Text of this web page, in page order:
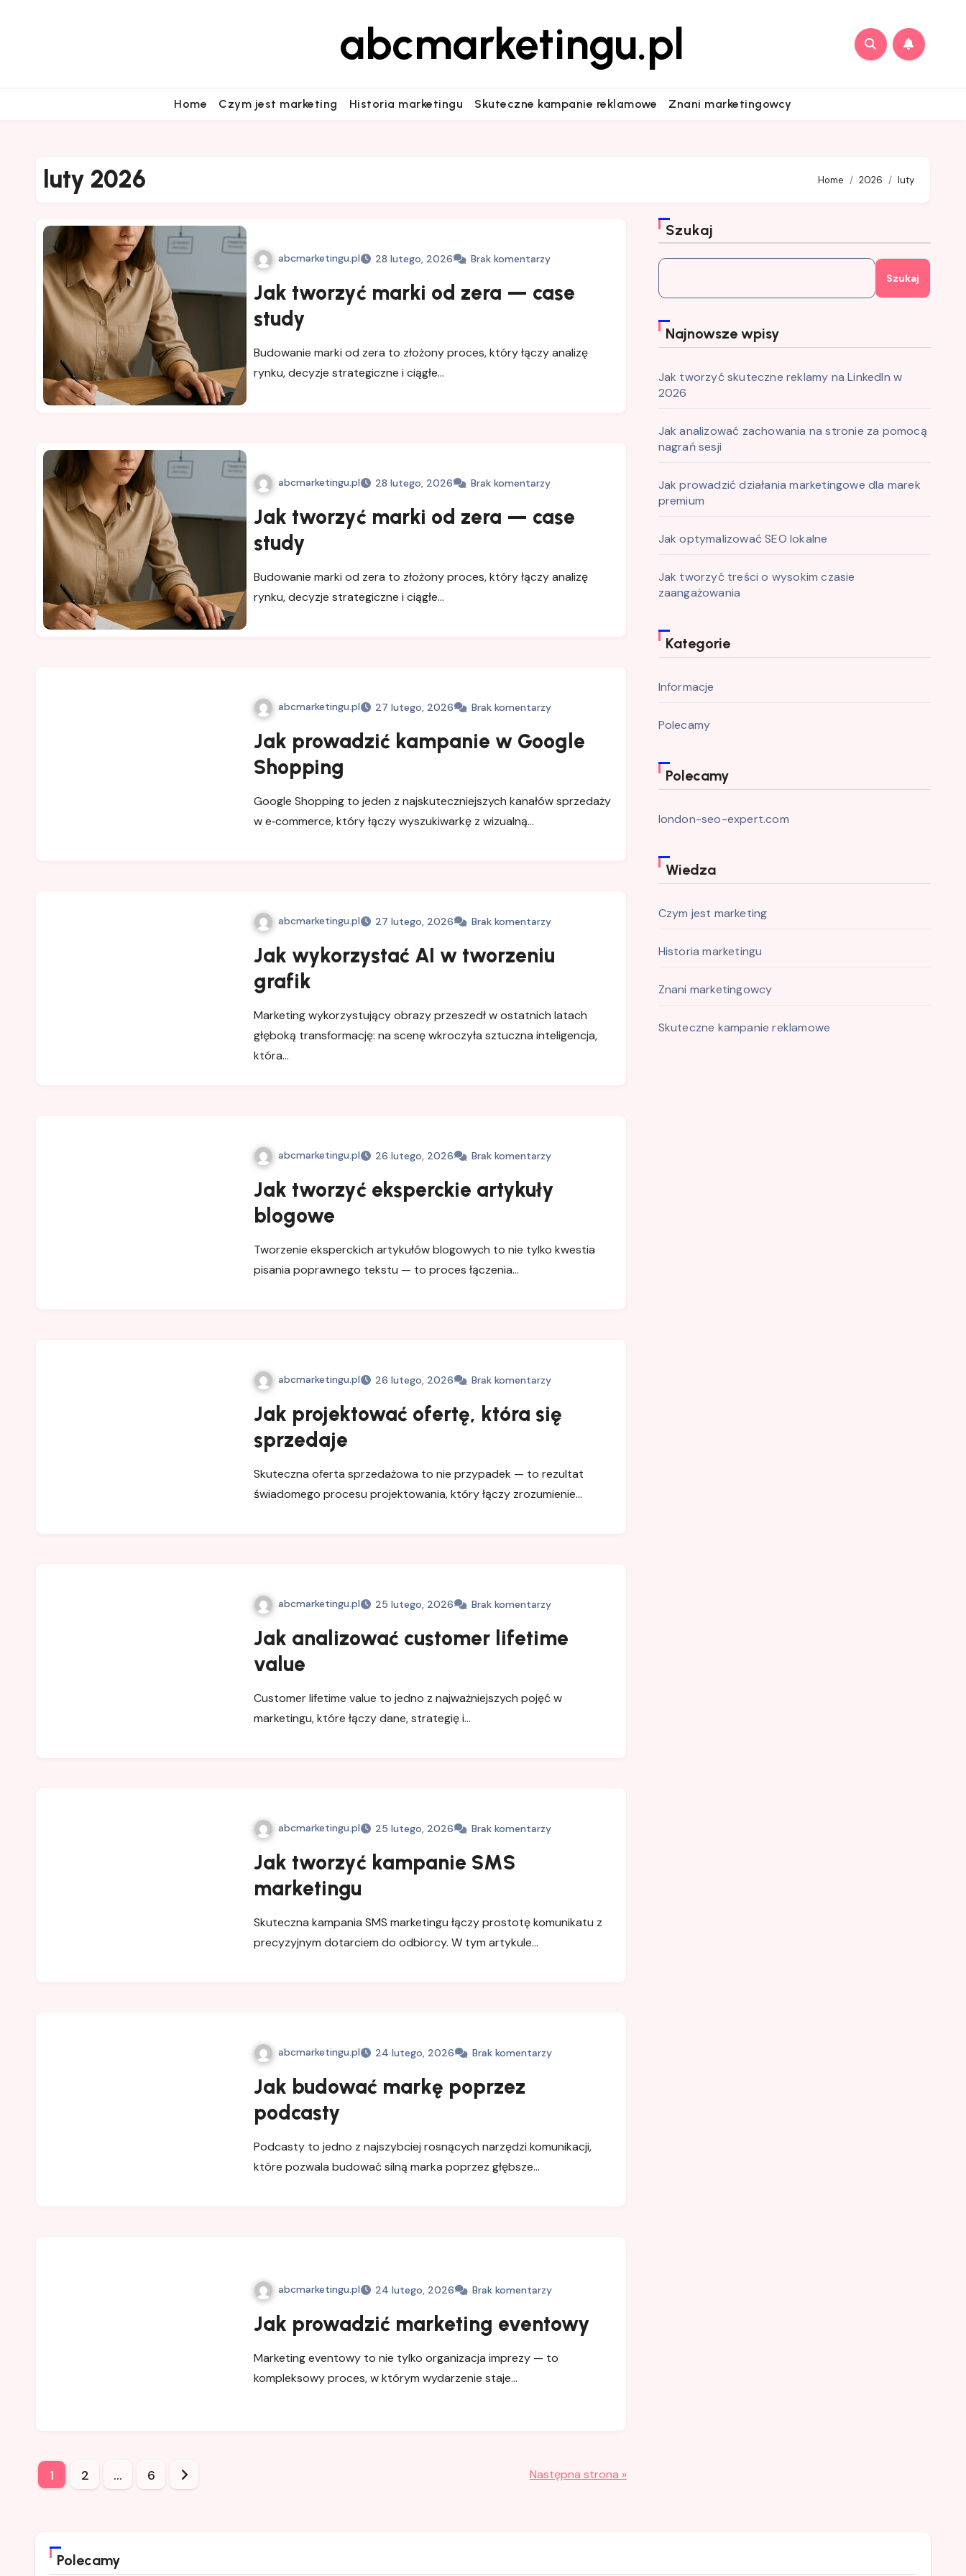
abcmarketingu.pl
Home Czym jest marketing Historia marketingu Skuteczne kampanie reklamowe Znani marketingowcy
luty 2026 Home 2026 luty
abcmarketingu.pl 28 lutego, 2026 Brak komentarzy
Jak tworzyć marki od zera — case
study
Budowanie marki od zera to złożony proces, który łączy analizę
rynku, decyzje strategiczne i ciągłe…
abcmarketingu.pl 28 lutego, 2026 Brak komentarzy
Jak tworzyć marki od zera — case
study
Budowanie marki od zera to złożony proces, który łączy analizę
rynku, decyzje strategiczne i ciągłe…
abcmarketingu.pl 27 lutego, 2026 Brak komentarzy
Jak prowadzić kampanie w Google
Shopping
Google Shopping to jeden z najskuteczniejszych kanałów sprzedaży
w e‑commerce, który łączy wyszukiwarkę z wizualną…
abcmarketingu.pl 27 lutego, 2026 Brak komentarzy
Jak wykorzystać AI w tworzeniu
grafik
Marketing wykorzystujący obrazy przeszedł w ostatnich latach
głęboką transformację: na scenę wkroczyła sztuczna inteligencja,
która…
abcmarketingu.pl 26 lutego, 2026 Brak komentarzy
Jak tworzyć eksperckie artykuły
blogowe
Tworzenie eksperckich artykułów blogowych to nie tylko kwestia
pisania poprawnego tekstu — to proces łączenia…
abcmarketingu.pl 26 lutego, 2026 Brak komentarzy
Jak projektować ofertę, która się
sprzedaje
Skuteczna oferta sprzedażowa to nie przypadek — to rezultat
świadomego procesu projektowania, który łączy zrozumienie…
abcmarketingu.pl 25 lutego, 2026 Brak komentarzy
Jak analizować customer lifetime
value
Customer lifetime value to jedno z najważniejszych pojęć w
marketingu, które łączy dane, strategię i…
abcmarketingu.pl 25 lutego, 2026 Brak komentarzy
Jak tworzyć kampanie SMS
marketingu
Skuteczna kampania SMS marketingu łączy prostotę komunikatu z
precyzyjnym dotarciem do odbiorcy. W tym artykule…
abcmarketingu.pl 24 lutego, 2026 Brak komentarzy
Jak budować markę poprzez
podcasty
Podcasty to jedno z najszybciej rosnących narzędzi komunikacji,
które pozwala budować silną marka poprzez głębsze…
abcmarketingu.pl 24 lutego, 2026 Brak komentarzy
Jak prowadzić marketing eventowy
Marketing eventowy to nie tylko organizacja imprezy — to
kompleksowy proces, w którym wydarzenie staje…
Stronicowanie
1 2 … 6 Następna strona »
Szukaj
Szukaj
Najnowsze wpisy
Jak tworzyć skuteczne reklamy na LinkedIn w
2026
Jak analizować zachowania na stronie za pomocą
nagrań sesji
Jak prowadzić działania marketingowe dla marek
premium
Jak optymalizować SEO lokalne
Jak tworzyć treści o wysokim czasie
zaangażowania
Kategorie
Informacje
Polecamy
Polecamy
london-seo-expert.com
Wiedza
Czym jest marketing
Historia marketingu
Znani marketingowcy
Skuteczne kampanie reklamowe
Polecamy